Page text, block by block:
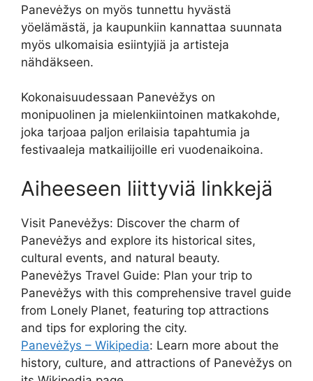
Panevėžys on myös tunnettu hyvästä
yöelämästä, ja kaupunkiin kannattaa suunnata
myös ulkomaisia esiintyjiä ja artisteja
nähdäkseen.
Kokonaisuudessaan Panevėžys on
monipuolinen ja mielenkiintoinen matkakohde,
joka tarjoaa paljon erilaisia tapahtumia ja
festivaaleja matkailijoille eri vuodenaikoina.
Aiheeseen liittyviä linkkejä
Visit Panevėžys: Discover the charm of
Panevėžys and explore its historical sites,
cultural events, and natural beauty.
Panevėžys Travel Guide: Plan your trip to
Panevėžys with this comprehensive travel guide
from Lonely Planet, featuring top attractions
and tips for exploring the city.
Panevėžys – Wikipedia: Learn more about the
history, culture, and attractions of Panevėžys on